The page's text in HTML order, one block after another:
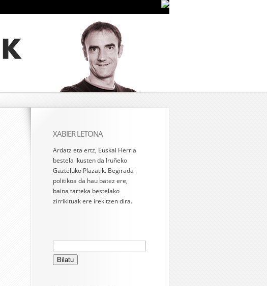
XABIER LETONA
Ardatz eta ertz, Euskal Herria
bestela ikusten da Iruñeko
Gazteluko Plazatik. Begirada
politikoa da hau batez ere,
baina tarteka bestelako
zirrikituak ere irekitzen dira.
Bilatu: